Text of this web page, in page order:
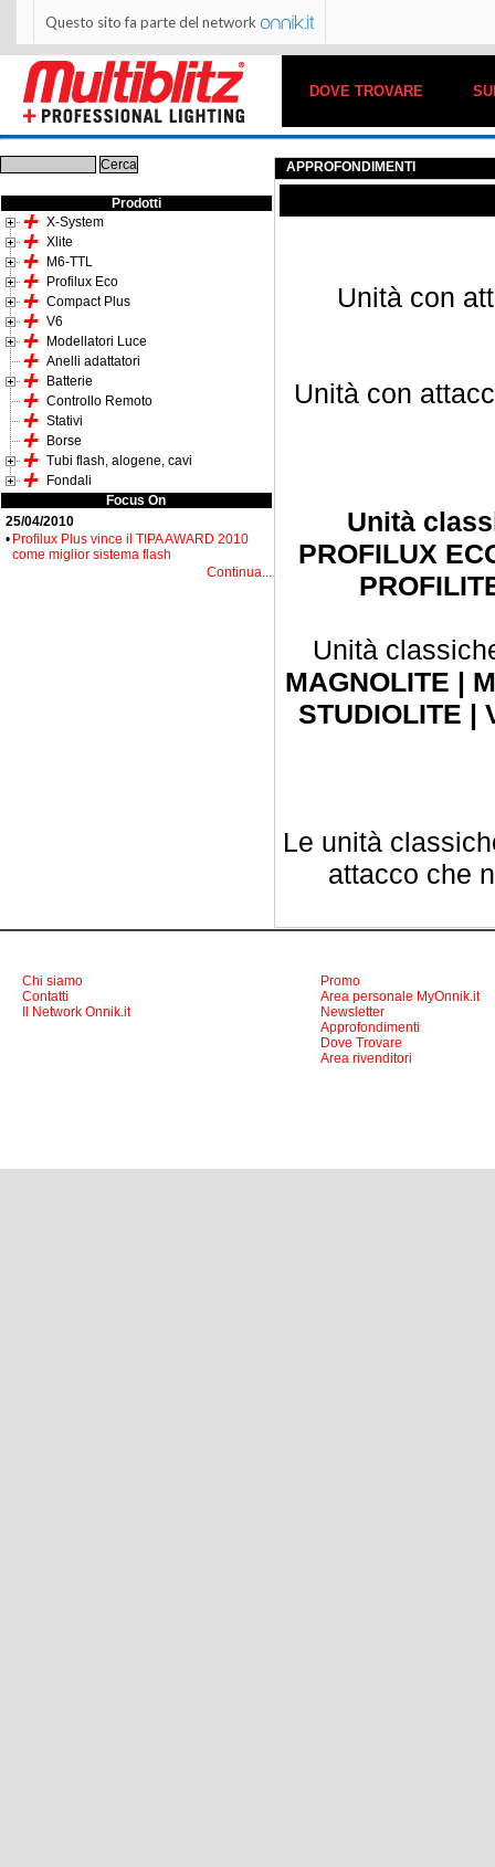
Questo sito fa parte del network
DOVE TROVARE
Prodotti
X-System
Xlite
M6-TTL
Profilux Eco
Compact Plus
V6
Modellatori Luce
Anelli adattatori
Batterie
Controllo Remoto
Stativi
Borse
Tubi flash, alogene, cavi
Fondali
Focus On
25/04/2010
• Profilux Plus vince il TIPA AWARD 2010
come miglior sistema flash
Continua...
APPROFONDIMENTI
Unità con
Unità con
Unità
PROFILUX
Unità
MAGNOLITE |
STUDIOLITE |
Le unità
attacco che
Chi siamo
Contatti
Il Network Onnik.it
Promo
Area personale MyOnnik.it
Newsletter
Approfondimenti
Dove Trovare
Area rivenditori